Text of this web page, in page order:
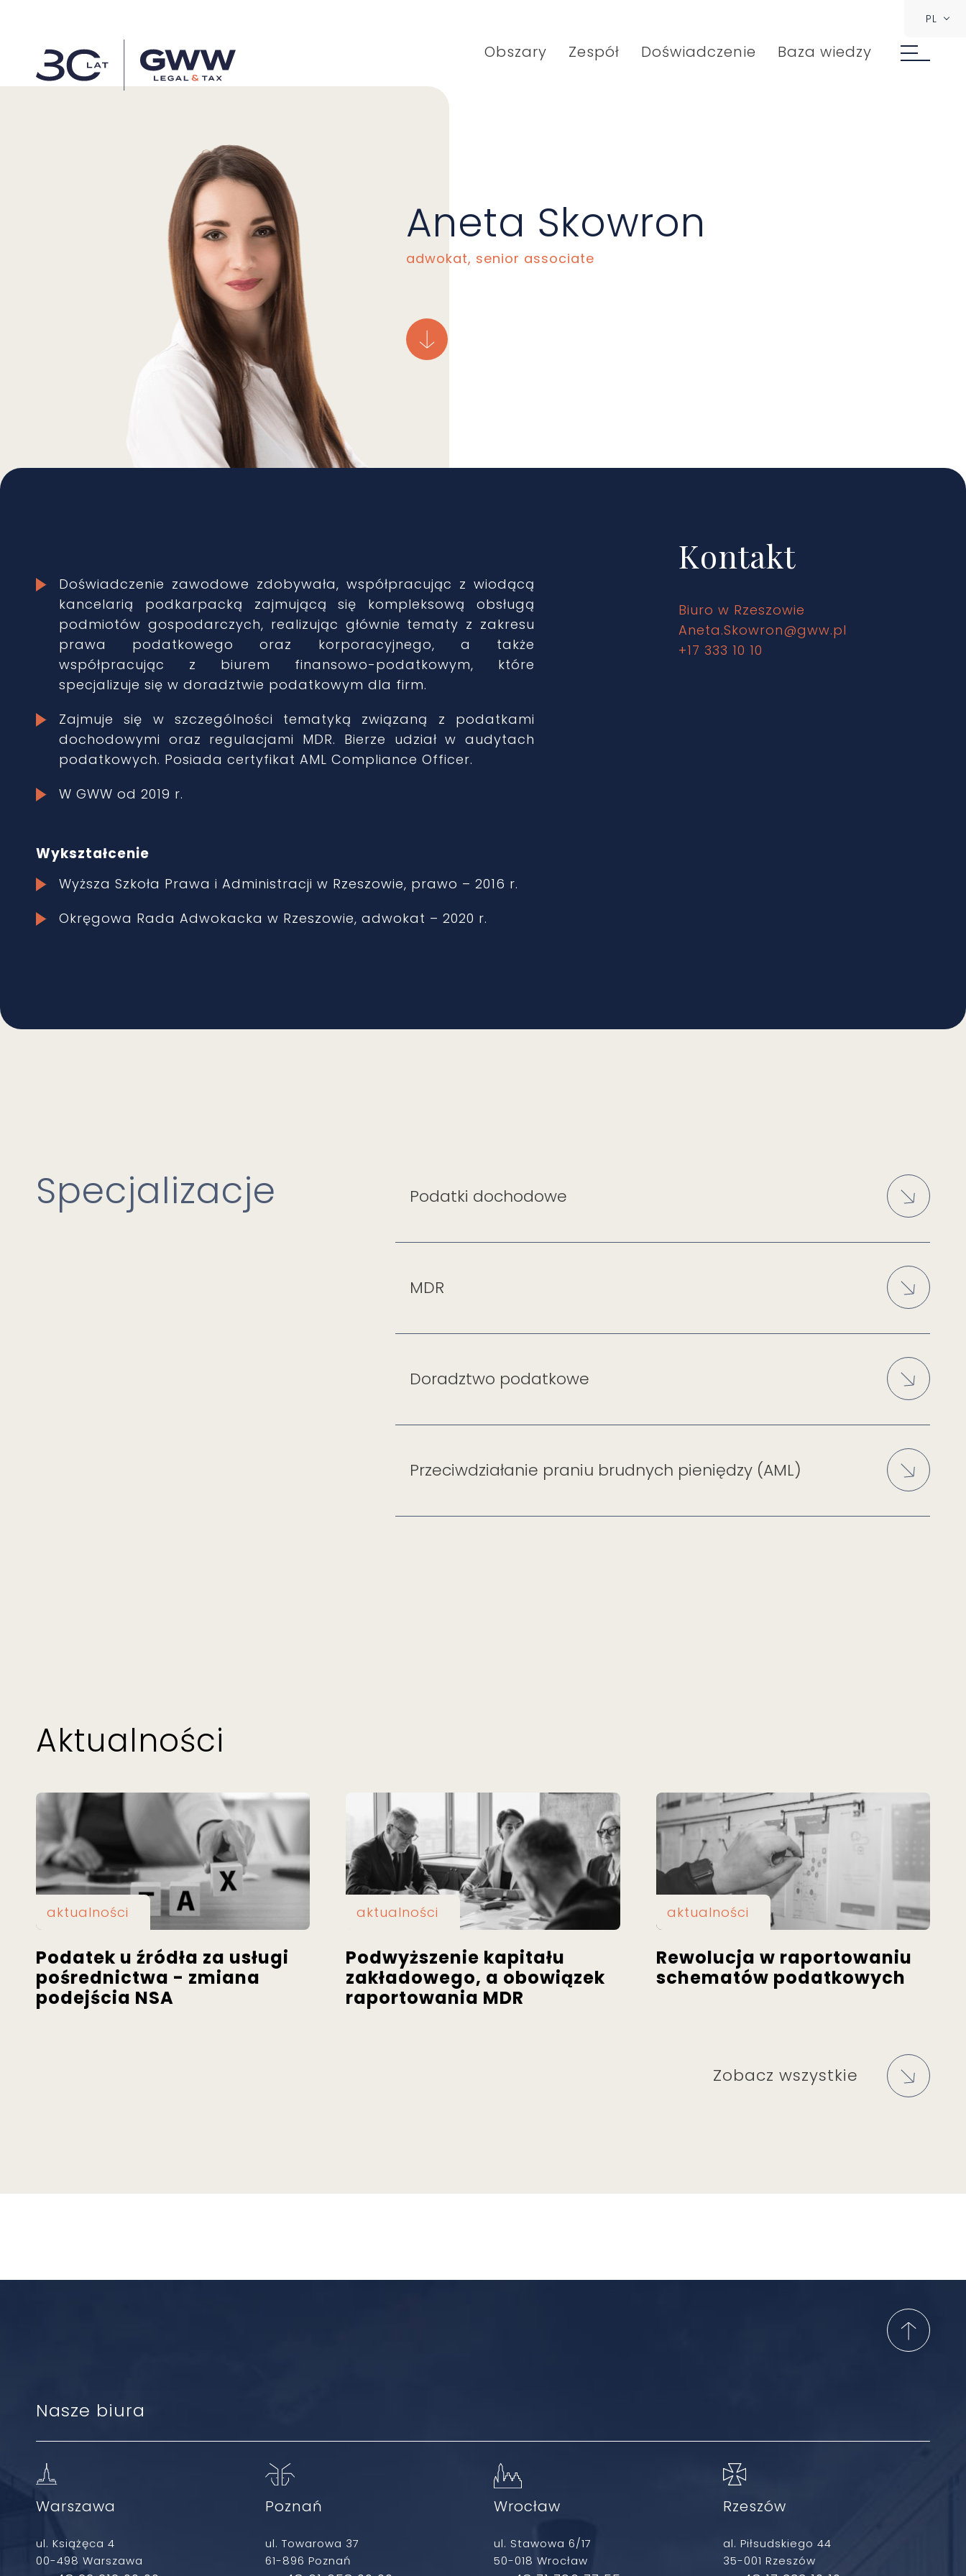
Obszary Zespół Doświadczenie Baza wiedzy
PL
Aneta Skowron
adwokat, senior associate
Kontakt
Biuro w Rzeszowie
Aneta.Skowron@gww.pl
+17 333 10 10
Doświadczenie zawodowe zdobywała, współpracując z wiodącą
kancelarią podkarpacką zajmującą się kompleksową obsługą
podmiotów gospodarczych, realizując głównie tematy z zakresu
prawa podatkowego oraz korporacyjnego, a także
współpracując z biurem finansowo-podatkowym, które
specjalizuje się w doradztwie podatkowym dla firm.
Zajmuje się w szczególności tematyką związaną z podatkami
dochodowymi oraz regulacjami MDR. Bierze udział w audytach
podatkowych. Posiada certyfikat AML Compliance Officer.
W GWW od 2019 r.
Wykształcenie
Wyższa Szkoła Prawa i Administracji w Rzeszowie, prawo – 2016 r.
Okręgowa Rada Adwokacka w Rzeszowie, adwokat – 2020 r.
Specjalizacje Podatki dochodowe
MDR
Doradztwo podatkowe
Przeciwdziałanie praniu brudnych pieniędzy (AML)
Aktualności
aktualności
Podatek u źródła za usługi
pośrednictwa - zmiana
podejścia NSA
aktualności
Podwyższenie kapitału
zakładowego, a obowiązek
raportowania MDR
aktualności
Rewolucja w raportowaniu
schematów podatkowych
Zobacz wszystkie
Nasze biura
Warszawa
ul. Książęca 4
00-498 Warszawa
Poznań
ul. Towarowa 37
61-896 Poznań
Wrocław
ul. Stawowa 6/17
50-018 Wrocław
Rzeszów
al. Piłsudskiego 44
35-001 Rzeszów